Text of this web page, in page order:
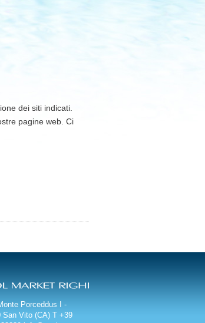
dei siti indicati.
pagine web. Ci
Porceddus
I -
San Vito (CA) T +39